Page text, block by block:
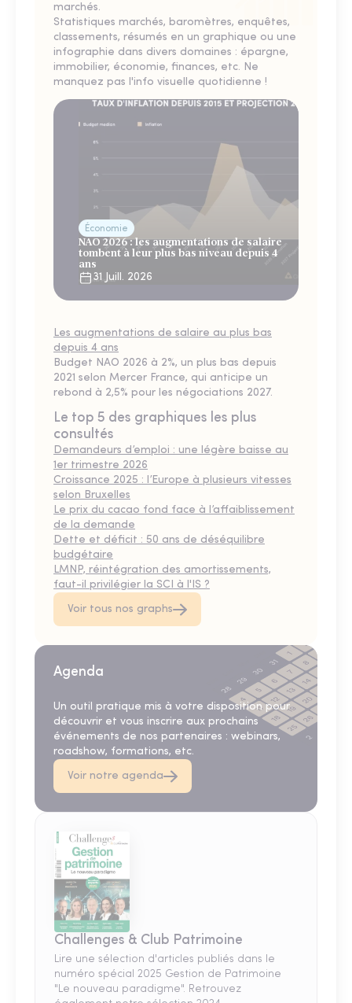
marchés.
Statistiques marchés, baromètres, enquêtes,
classements, résumés en un graphique ou une
infographie dans divers domaines : épargne,
immobilier, économie, finances, etc. Ne
manquez pas l'info visuelle quotidienne !
Économie
NAO 2026 : les augmentations de salaire
tombent à leur plus bas niveau depuis 4
ans
31 Juill. 2026
Les augmentations de salaire au plus bas
depuis 4 ans
Budget NAO 2026 à 2%, un plus bas depuis
2021 selon Mercer France, qui anticipe un
rebond à 2,5% pour les négociations 2027.
Le top 5 des graphiques les plus
consultés
Demandeurs d’emploi : une légère baisse au
1er trimestre 2026
Croissance 2025 : l’Europe à plusieurs vitesses
selon Bruxelles
Le prix du cacao fond face à l’affaiblissement
de la demande
Dette et déficit : 50 ans de déséquilibre
budgétaire
LMNP, réintégration des amortissements,
faut-il privilégier la SCI à l'IS ?
Voir tous nos graphs
Agenda
Un outil pratique mis à votre disposition pour
découvrir et vous inscrire aux prochains
événements de nos partenaires : webinars,
roadshow, formations, etc.
Voir notre agenda
Challenges & Club Patrimoine
Lire une sélection d'articles publiés dans le
numéro spécial 2025 Gestion de Patrimoine
"Le nouveau paradigme". Retrouvez